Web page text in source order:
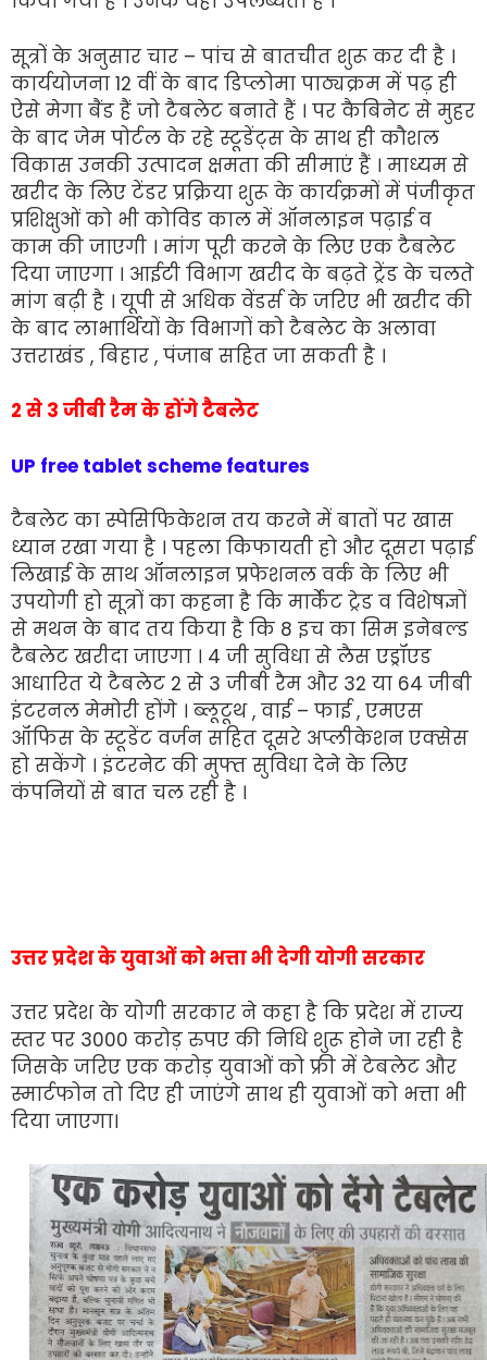
सूत्रों के अनुसार चार – पांच से बातचीत शुरू कर दी है ।
कार्ययोजना 12 वीं के बाद डिप्लोमा पाठ्यक्रम में पढ़ ही
ऐसे मेगा बैंड हैं जो टैबलेट बनाते हैं । पर कैबिनेट से मुहर
के बाद जेम पोर्टल के रहे स्टूडेंट्स के साथ ही कौशल
विकास उनकी उत्पादन क्षमता की सीमाएं हैं । माध्यम से
खरीद के लिए टेंडर प्रक्रिया शुरू के कार्यक्रमों में पंजीकृत
प्रशिक्षुओं को भी कोविड काल में ऑनलाइन पढ़ाई व
काम की जाएगी । मांग पूरी करने के लिए एक टैबलेट
दिया जाएगा । आईटी विभाग खरीद के बढ़ते ट्रेंड के चलते
मांग बढ़ी है । यूपी से अधिक वेंडर्स के जरिए भी खरीद की
के बाद लाभार्थियों के विभागों को टैबलेट के अलावा
उत्तराखंड , बिहार , पंजाब सहित जा सकती है ।
2 से 3 जीबी रैम के होंगे टैबलेट
UP free tablet scheme features
टैबलेट का स्पेसिफिकेशन तय करने में बातों पर खास
ध्यान रखा गया है । पहला किफायती हो और दूसरा पढ़ाई
लिखाई के साथ ऑनलाइन प्रफेशनल वर्क के लिए भी
उपयोगी हो सूत्रों का कहना है कि मार्केट ट्रेड व विशेषज्ञों
से मथन के बाद तय किया है कि 8 इच का सिम इनेबल्ड
टैबलेट खरीदा जाएगा । 4 जी सुविधा से लैस एड्रॉएड
आधारित ये टैबलेट 2 से 3 जीबी रैम और 32 या 64 जीबी
इंटरनल मेमोरी होंगे । ब्लूटूथ , वाई – फाई , एमएस
ऑफिस के स्टूडेंट वर्जन सहित दूसरे अप्लीकेशन एक्सेस
हो सकेंगे । इंटरनेट की मुफ्त सुविधा देने के लिए
कंपनियों से बात चल रही है ।
उत्तर प्रदेश के युवाओं को भत्ता भी देगी योगी सरकार
उत्तर प्रदेश के योगी सरकार ने कहा है कि प्रदेश में राज्य
स्तर पर 3000 करोड़ रुपए की निधि शुरू होने जा रही है
जिसके जरिए एक करोड़ युवाओं को फ्री में टेबलेट और
स्मार्टफोन तो दिए ही जाएंगे साथ ही युवाओं को भत्ता भी
दिया जाएगा।